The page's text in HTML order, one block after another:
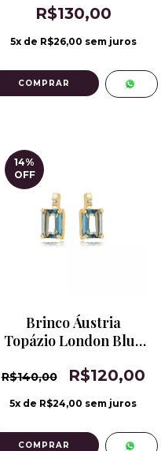
R$130,00
5x de R$26,00 sem juros
14%
OFF
Brinco Áustria
Topázio London Blue
R$140,00 R$120,00
5x de R$24,00 sem juros